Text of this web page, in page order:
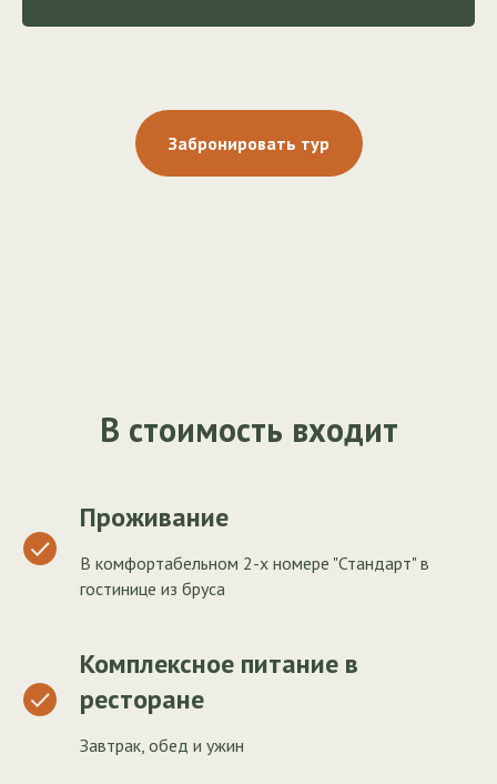
Забронировать тур
В стоимость входит
Проживание
В комфортабельном 2-х номере "Стандарт" в
гостинице из бруса
Комплексное питание в
ресторане
Завтрак, обед и ужин